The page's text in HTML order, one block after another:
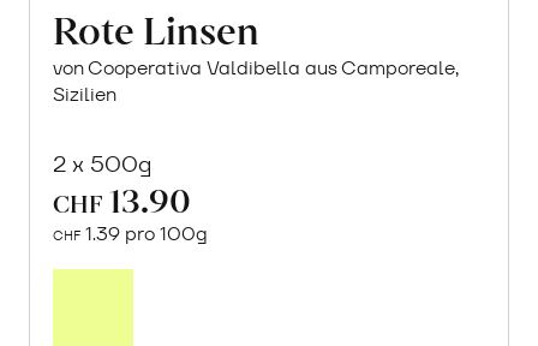
Rote Linsen
von Cooperativa Valdibella aus Camporeale,
Sizilien
2 x 500g
CHF 13.90
CHF 1.39 pro 100g